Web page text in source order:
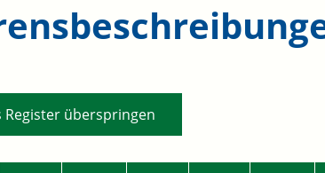
Register überspringen